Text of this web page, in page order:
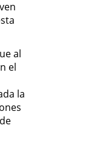
al
el
la